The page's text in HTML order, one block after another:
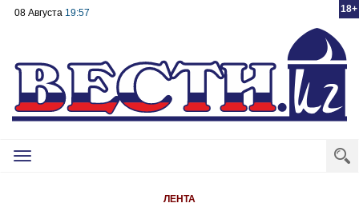
18+
08 Августа 19:57
Toggle
ЛЕНТА